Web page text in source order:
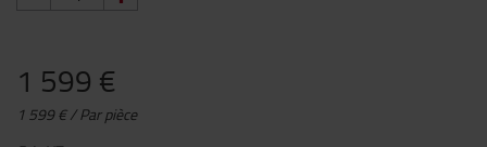
1 599 €
1 599 € / Par pièce